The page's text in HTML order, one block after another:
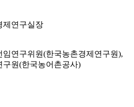
제연구실장
임연구위원(한국농촌경제연구원),
구원(한국농어촌공사)